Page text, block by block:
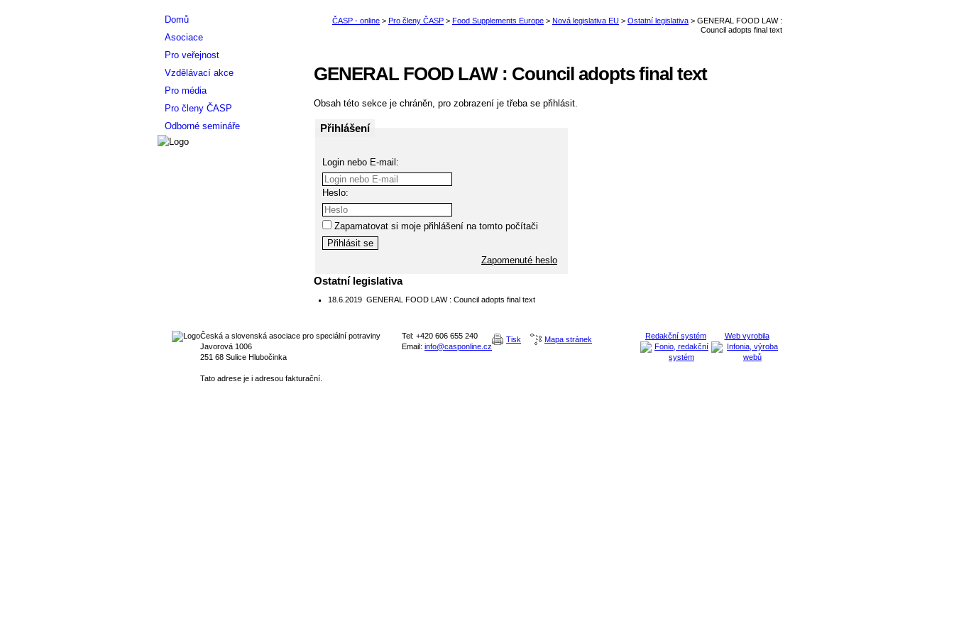
GENERAL FOOD LAW : Council adopts final text
Obsah této sekce je chráněn, pro zobrazení je třeba se přihlásit.
Přihlášení
Login nebo E-mail:
Heslo:
Zapamatovat si moje přihlášení na tomto počítači
Zapomenuté heslo
Ostatní legislativa
18.6.2019 GENERAL FOOD LAW : Council adopts final text
Domů
Asociace
Pro veřejnost
Vzdělávací akce
Pro média
Pro členy ČASP
Odborné semináře
Redakční systém Web vyrobila
Česká a slovenská asociace pro speciální potraviny
Javorová 1006
251 68 Sulice Hlubočinka
Tato adrese je i adresou fakturační.
Tel: +420 606 655 240
Email: info@casponline.cz
Tisk Mapa stránek